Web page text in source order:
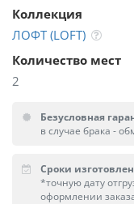
Коллекция
ЛОФТ (LOFT)
Количество мест
2
Безусловная
в случае брака -
Сроки
*точную дату
оформлении